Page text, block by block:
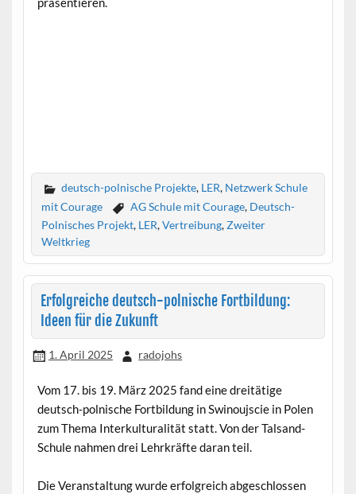
deutsch-polnische Projekte, LER, Netzwerk Schule
mit Courage
AG Schule mit Courage, Deutsch-
Polnisches Projekt, LER,Vertreibung,Zweiter
Weltkrieg
Erfolgreiche deutsch-polnische Fortbildung:
Ideen für die Zukunft
1. April 2025 radojohs
Vom 17. bis 19. März 2025 fand eine dreitätige
deutsch-polnische Fortbildung in Swinoujscie in Polen
zum Thema Interkulturalität statt. Von der Talsand-
Schule nahmen drei Lehrkräfte daran teil.
Die Veranstaltung wurde erfolgreich abgeschlossen